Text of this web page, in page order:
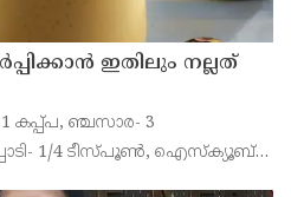
ഇതിലും നല്ലത്
കപ്പ്പ, ഞ്ചസാര- 3
1/4 ടീസ്പൂൺ, ഐസ്ക്യൂബ്-